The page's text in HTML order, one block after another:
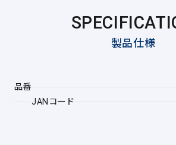
製品仕様
品番
JANコード